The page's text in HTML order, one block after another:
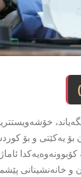
بۆ یەکێتی و بۆ
و خانەنشینانی